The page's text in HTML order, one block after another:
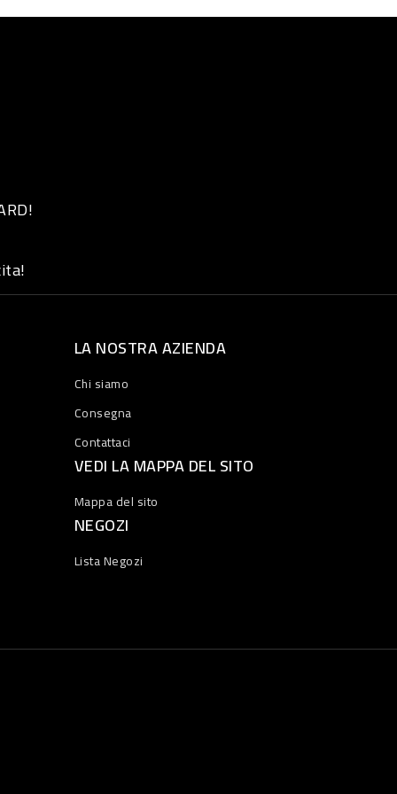
LA NOSTRA AZIENDA
Chi siamo
Consegna
Contattaci
VEDI LA MAPPA DEL SITO
Mappa del sito
NEGOZI
Lista Negozi